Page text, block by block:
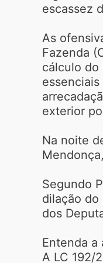
escassez
As
Fazenda
cálculo do
exterior
Na noite
Segundo
dilação do
dos
Entenda
A LC 192/